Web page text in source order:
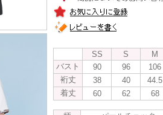
SS S M
バスト
90 96 106
裄丈
38 40 44.5
着丈
60 62 68